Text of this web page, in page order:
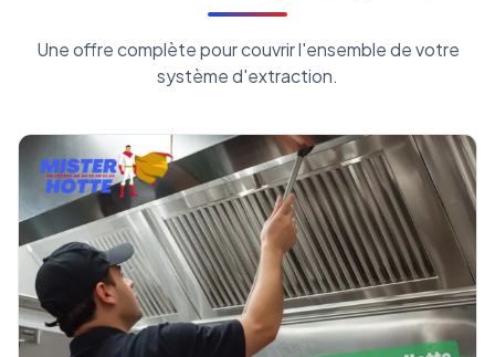
Une offre complète pour couvrir l'ensemble de votre
système d'extraction.